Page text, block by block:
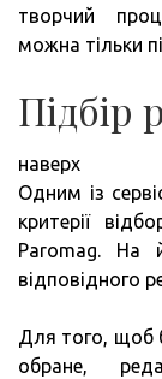
творчий
можна тільки
Підбір
наверх
Одним із
критерії
Paromag. На
відповідного
Для того, щоб
обране,